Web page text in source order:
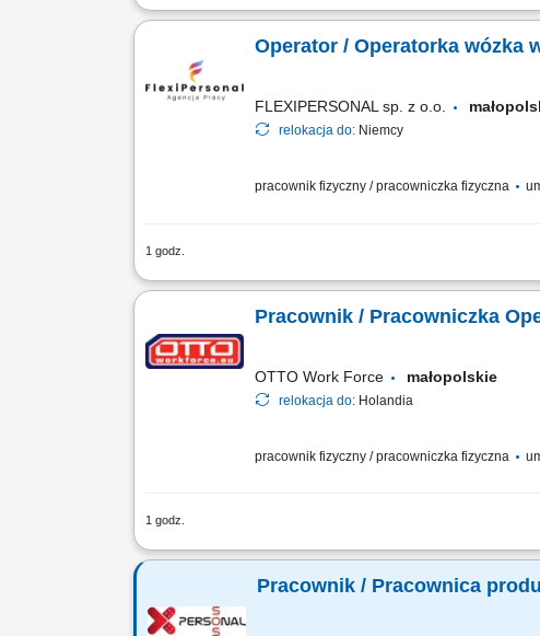
Opis stanowiska: Prowadzenie konsultacji
Operator / Operatorka wózka
FLEXIPERSONAL sp. z o.o.
relokacja do: Niemcy
pracownik fizyczny / pracowniczka fizyczna
1 godz.
Opis stanowiska Realizacja wewnętrznego
Pracownik / Pracowniczka
OTTO Work Force małopolskie
relokacja do: Holandia
pracownik fizyczny / pracowniczka fizyczna
1 godz.
Opis stanowiska: Kompletowanie zamówień
Pracownik / Pracownica